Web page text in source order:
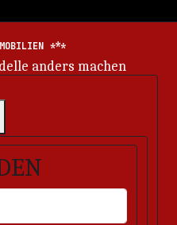
FELDER AUS.